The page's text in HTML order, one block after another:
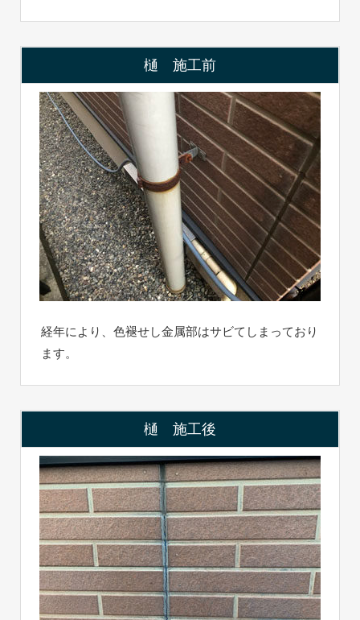
樋 施工前
経年により、色褪せし金属部はサビてしまっており
ます。
樋 施工後